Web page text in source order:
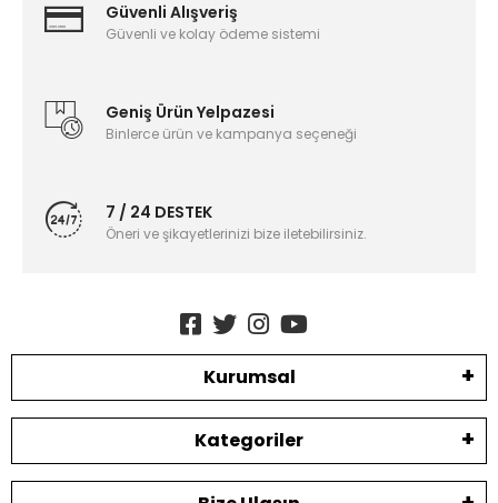
Güvenli Alışveriş
Güvenli ve kolay ödeme sistemi
Geniş Ürün Yelpazesi
Binlerce ürün ve kampanya seçeneği
7 / 24 DESTEK
Öneri ve şikayetlerinizi bize iletebilirsiniz.
Kurumsal
Kategoriler